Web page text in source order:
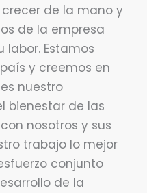
de la mano y
de la empresa
labor. Estamos
y creemos en
nuestro
bienestar de las
nosotros y sus
trabajo lo mejor
conjunto
de la